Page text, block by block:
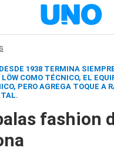
1938 TERMINA
COMO TÉCNICO, EL
PERO AGREGA TOQUE A
fashion